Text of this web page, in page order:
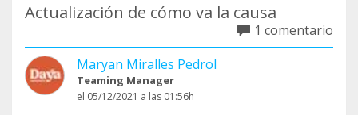
Actualización de cómo va la causa
1 comentario
Maryan Miralles Pedrol
Teaming Manager
el 05/12/2021 a las 01:56h